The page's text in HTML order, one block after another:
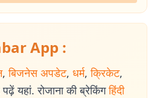
App :
, बिजनेस अपडेट, धर्म, क्रिकेट,
यहां. रोजाना की ब्रेकिंग हिंदी